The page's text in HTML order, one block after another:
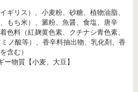
ギリス）、小麦粉、砂糖、植物油脂、
もち米）、澱粉、魚醤、食塩、唐辛
色料（紅麹黄色素、クチナシ青色素、
ノ酸等）、香辛料抽出物、乳化剤、香
含む）
物質【小麦、大豆】